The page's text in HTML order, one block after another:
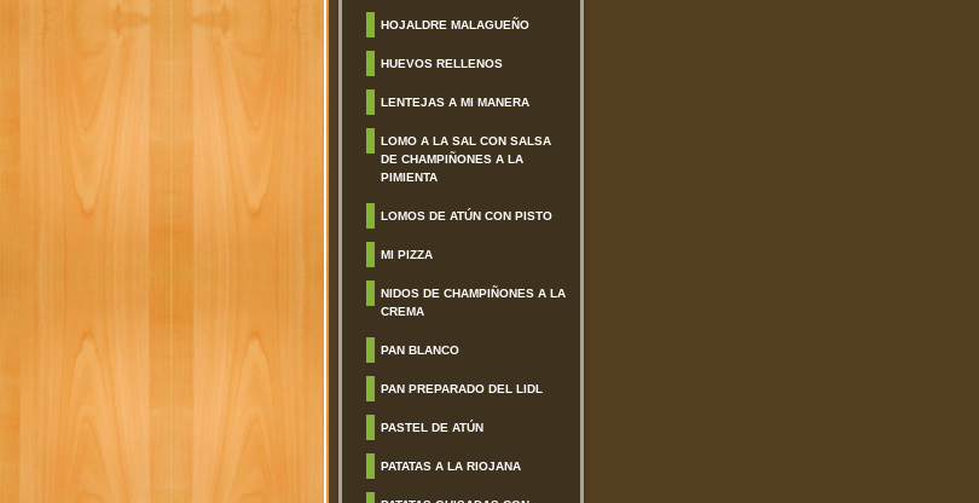
HOJALDRE MALAGUEÑO
HUEVOS RELLENOS
LENTEJAS A MI MANERA
LOMO A LA SAL CON SALSA
DE CHAMPIÑONES A LA
PIMIENTA
LOMOS DE ATÚN CON PISTO
MI PIZZA
NIDOS DE CHAMPIÑONES A LA
CREMA
PAN BLANCO
PAN PREPARADO DEL LIDL
PASTEL DE ATÚN
PATATAS A LA RIOJANA